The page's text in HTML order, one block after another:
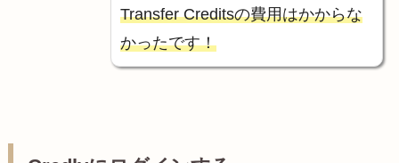
Transfer Creditsの費用はかからな
かったです！